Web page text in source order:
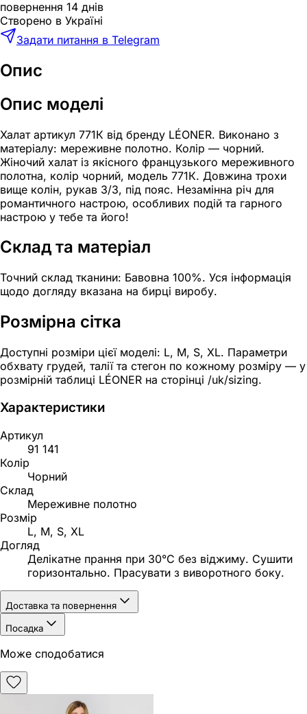
повернення 14 днів
Створено в Україні
Задати питання в Telegram
Опис
Опис моделі
Халат артикул 771К від бренду LÉONER. Виконано з
матеріалу: мереживне полотно. Колір — чорний.
Жіночий халат із якісного французького мереживного
полотна, колір чорний, модель 771К. Довжина трохи
вище колін, рукав 3/3, під пояс. Незамінна річ для
романтичного настрою, особливих подій та гарного
настрою у тебе та його!
Склад та матеріал
Точний склад тканини: Бавовна 100%. Уся інформація
щодо догляду вказана на бирці виробу.
Розмірна сітка
Доступні розміри цієї моделі: L, M, S, XL. Параметри
обхвату грудей, талії та стегон по кожному розміру — у
розмірній таблиці LÉONER на сторінці /uk/sizing.
Характеристики
Артикул
91 141
Колір
Чорний
Склад
Мереживне полотно
Розмір
L, M, S, XL
Догляд
Делікатне прання при 30°C без віджиму. Сушити
горизонтально. Прасувати з виворотного боку.
Доставка та повернення
Посадка
Може сподобатися